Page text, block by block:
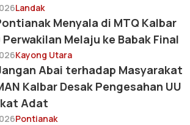
Landak
Menyala di MTQ Kalbar
Perwakilan Melaju ke Babak Final
Kayong Utara
Abai terhadap Masyarakat
Kalbar Desak Pengesahan UU
Adat
Pontianak